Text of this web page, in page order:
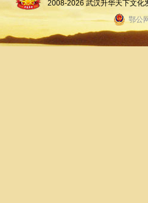
2008-2026 武汉升华天下文
鄂公